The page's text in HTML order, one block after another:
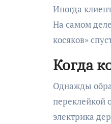
Иногда
На самом
косяков»
Когда
Однажды
переклейкой
электрика